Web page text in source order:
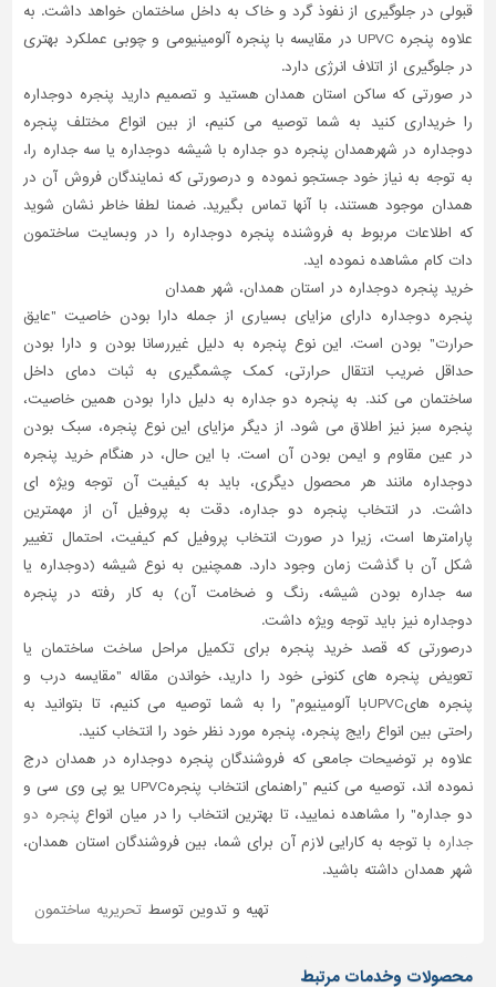
قبولی در جلوگیری از نفوذ گرد و خاک به داخل ساختمان خواهد داشت. به
علاوه پنجره UPVC در مقایسه با پنجره آلومینیومی و چوبی عملکرد بهتری
در جلوگیری از اتلاف انرژی دارد.
در صورتی که ساکن استان همدان هستید و تصمیم دارید پنجره دوجداره
را خریداری کنید به شما توصیه می کنیم، از بین انواع مختلف پنجره
دوجداره در شهرهمدان پنجره دو جداره با شیشه دوجداره یا سه جداره را،
به توجه به نیاز خود جستجو نموده و درصورتی که نمایندگان فروش آن در
همدان موجود هستند، با آنها تماس بگیرید. ضمنا لطفا خاطر نشان شوید
که اطلاعات مربوط به فروشنده پنجره دوجداره را در وبسایت ساختمون
دات کام مشاهده نموده اید.
خرید پنجره دوجداره در استان همدان، شهر همدان
پنجره دوجداره دارای مزایای بسیاری از جمله دارا بودن خاصیت "عایق
حرارت" بودن است. این نوع پنجره به دلیل غیررسانا بودن و دارا بودن
حداقل ضریب انتقال حرارتی، کمک چشمگیری به ثبات دمای داخل
ساختمان می کند. به پنجره دو جداره به دلیل دارا بودن همین خاصیت،
پنجره سبز نیز اطلاق می شود. از دیگر مزایای این نوع پنجره، سبک بودن
در عین مقاوم و ایمن بودن آن است. با این حال، در هنگام خرید پنجره
دوجداره مانند هر محصول دیگری، باید به کیفیت آن توجه ویژه ای
داشت. در انتخاب پنجره دو جداره، دقت به پروفیل آن از مهمترین
پارامترها است، زیرا در صورت انتخاب پروفیل کم کیفیت، احتمال تغییر
شکل آن با گذشت زمان وجود دارد. همچنین به نوع شیشه (دوجداره یا
سه جداره بودن شیشه، رنگ و ضخامت آن) به کار رفته در پنجره
دوجداره نیز باید توجه ویژه داشت.
درصورتی که قصد خرید پنجره برای تکمیل مراحل ساخت ساختمان یا
تعویض پنجره های کنونی خود را دارید، خواندن مقاله "مقایسه درب و
پنجره هایUPVCبا آلومینیوم" را به شما توصیه می کنیم، تا بتوانید به
راحتی بین انواع رایج پنجره، پنجره مورد نظر خود را انتخاب کنید.
علاوه بر توضیحات جامعی که فروشندگان پنجره دوجداره در همدان درج
نموده اند، توصیه می کنیم "راهنمای انتخاب پنجرهUPVC یو پی وی سی و
دو جداره" را مشاهده نمایید، تا بهترین انتخاب را در میان انواع پنجره دو
جداره با توجه به کارایی لازم آن برای شما، بین فروشندگان استان همدان،
شهر همدان داشته باشید.
تهیه و تدوین توسط تحریریه ساختمون
محصولات وخدمات مرتبط